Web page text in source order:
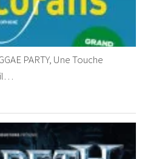
PARTY, Une Touche